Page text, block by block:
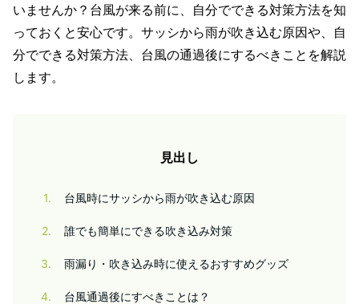
いませんか？台風が来る前に、自分でできる対策方法を知
っておくと安心です。サッシから雨が吹き込む原因や、自
分でできる対策方法、台風の通過後にするべきことを解説
します。
見出し
1 台風時にサッシから雨が吹き込む原因
2 誰でも簡単にできる吹き込み対策
3 雨漏り・吹き込み時に使えるおすすめグッズ
4 台風通過後にすべきことは？